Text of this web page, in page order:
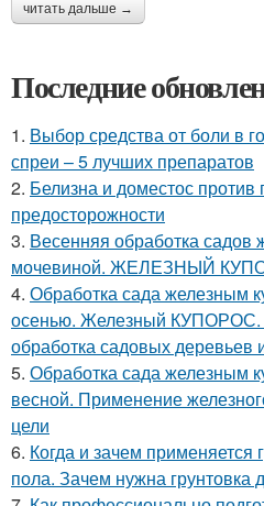
читать дальше →
Последние
1. Выбор средства от боли в
спреи – 5 лучших препаратов
2. Белизна и доместос
предосторожности
3. Весенняя обработка садов
мочевиной. ЖЕЛЕЗНЫЙ
4. Обработка сада железным
осенью. Железный КУПОРОС.
обработка садовых деревьев
5. Обработка сада железным
весной. Применение
цели
6. Когда и зачем применяется
пола. Зачем нужна грунтовка